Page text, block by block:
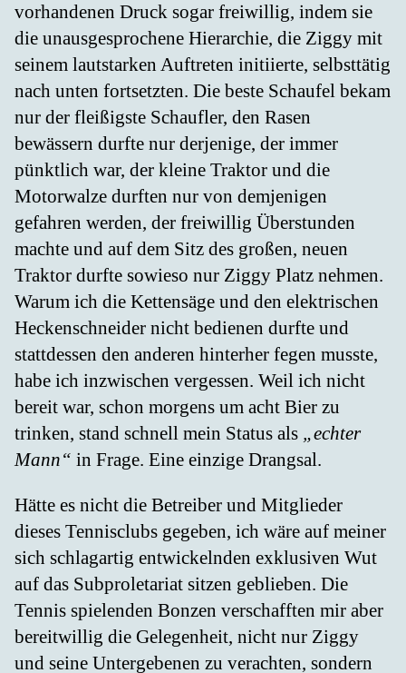
vorhandenen Druck sogar freiwillig, indem sie
die unausgesprochene Hierarchie, die Ziggy mit
seinem lautstarken Auftreten initiierte, selbsttätig
nach unten fortsetzten. Die beste Schaufel bekam
nur der fleißigste Schaufler, den Rasen
bewässern durfte nur derjenige, der immer
pünktlich war, der kleine Traktor und die
Motorwalze durften nur von demjenigen
gefahren werden, der freiwillig Überstunden
machte und auf dem Sitz des großen, neuen
Traktor durfte sowieso nur Ziggy Platz nehmen.
Warum ich die Kettensäge und den elektrischen
Heckenschneider nicht bedienen durfte und
stattdessen den anderen hinterher fegen musste,
habe ich inzwischen vergessen. Weil ich nicht
bereit war, schon morgens um acht Bier zu
trinken, stand schnell mein Status als „echter
Mann“ in Frage. Eine einzige Drangsal.
Hätte es nicht die Betreiber und Mitglieder
dieses Tennisclubs gegeben, ich wäre auf meiner
sich schlagartig entwickelnden exklusiven Wut
auf das Subproletariat sitzen geblieben. Die
Tennis spielenden Bonzen verschafften mir aber
bereitwillig die Gelegenheit, nicht nur Ziggy
und seine Untergebenen zu verachten, sondern